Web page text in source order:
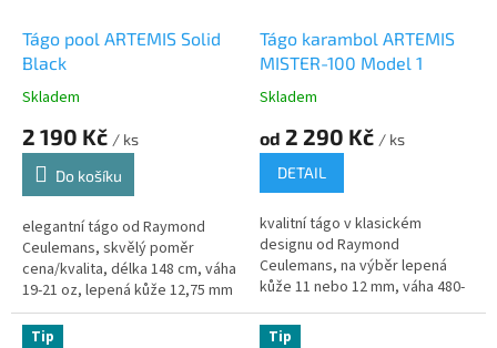
Tágo pool ARTEMIS Solid
Black
Skladem
2 190 Kč / ks
Do košíku
elegantní tágo od Raymond
Ceulemans, skvělý poměr
cena/kvalita, délka 148 cm, váha
19-21 oz, lepená kůže 12,75 mm
Tágo karambol ARTEMIS
MISTER-100 Model 1
Skladem
od 2 290 Kč / ks
DETAIL
kvalitní tágo v klasickém
designu od Raymond
Ceulemans, na výběr lepená
kůže 11 nebo 12 mm, váha 480-
510 g, kvalitní javorová špice
Tip Tip